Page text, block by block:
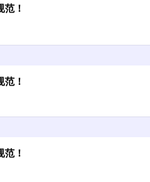
范！
范！
范！